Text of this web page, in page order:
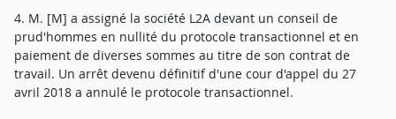
4. M. [M] a assigné la société L2A devant un conseil de
prud'hommes en nullité du protocole transactionnel et en
paiement de diverses sommes au titre de son contrat de
travail. Un arrêt devenu définitif d'une cour d'appel du 27
avril 2018 a annulé le protocole transactionnel.